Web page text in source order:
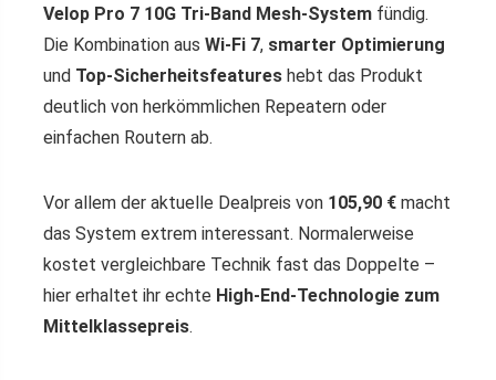
Velop Pro 7 10G Tri-Band Mesh-System fündig.
Die Kombination aus Wi-Fi 7, smarter Optimierung
und Top-Sicherheitsfeatures hebt das Produkt
deutlich von herkömmlichen Repeatern oder
einfachen Routern ab.
Vor allem der aktuelle Dealpreis von 105,90 € macht
das System extrem interessant. Normalerweise
kostet vergleichbare Technik fast das Doppelte –
hier erhaltet ihr echte High-End-Technologie zum
Mittelklassepreis.